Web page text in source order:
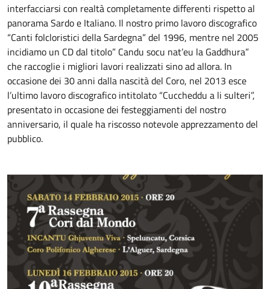
interfacciarsi con realtà completamente differenti rispetto al
panorama Sardo e Italiano. Il nostro primo lavoro discografico
“Canti folcloristici della Sardegna” del 1996, mentre nel 2005
incidiamo un CD dal titolo” Candu socu nat’eu la Gaddhura”
che raccoglie i migliori lavori realizzati sino ad allora. In
occasione dei 30 anni dalla nascità del Coro, nel 2013 esce
l’ultimo lavoro discografico intitolato “Cuccheddu a li sulteri”,
presentato in occasione dei festeggiamenti del nostro
anniversario, il quale ha riscosso notevole apprezzamento del
pubblico.